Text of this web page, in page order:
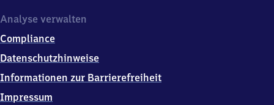
4
1
5
Ittling
Analyse verwalten
Compliance
Datenschutzhinweise
Informationen zur Barrierefreiheit
Impressum